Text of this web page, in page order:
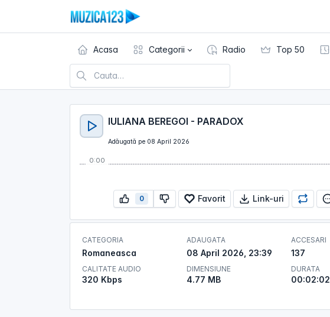
Acasa Categorii Radio Top 50
IULIANA BEREGOI - PARADOX
Adăugată pe 08 April 2026
0:00
0 Favorit Link-uri
CATEGORIA
Romaneasca
CALITATE AUDIO
320 Kbps
ADAUGATA
08 April 2026, 23:39
DIMENSIUNE
4.77 MB
ACCESARI
137
DURATA
00:02:02